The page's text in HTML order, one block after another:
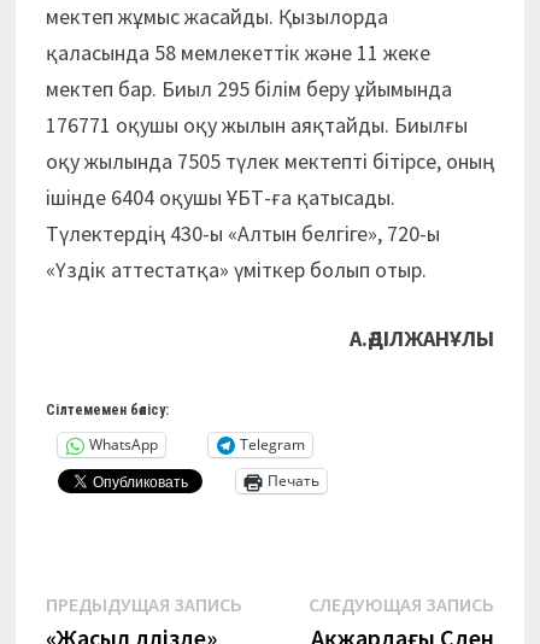
мектеп жұмыс жасайды. Қызылорда
қаласында 58 мемлекеттік және 11 жеке
мектеп бар. Биыл 295 білім беру ұйымында
176771 оқушы оқу жылын аяқтайды. Биылғы
оқу жылында 7505 түлек мектепті бітірсе, оның
ішінде 6404 оқушы ҰБТ-ға қатысады.
Түлектердің 430-ы «Алтын белгіге», 720-ы
«Үздік аттестатқа» үміткер болып отыр.
А.ӘДІЛЖАНҰЛЫ
Сілтемемен бөлісу:
WhatsApp
Telegram
Печать
Навигация
ПРЕДЫДУЩАЯ ЗАПИСЬПредыдущая
«Жасыл дәлізде»
СЛЕДУЮЩАЯ ЗАПИСЬ
Ақжардағы Сәден